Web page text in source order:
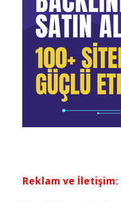
Reklam ve İletişim: